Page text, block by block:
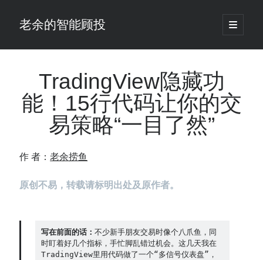
老余的智能顾投
open
primary
Sidebar
最新发表 ：
你的回测曲线越漂亮，我越替你担心：因为历史顺序，正在“倒着”给你
大多数突破交易倒在“收缩阶段”，而这个EA等的是“扩张确认”（附完整源
为什么说每年6月底是罗素2000最干净的套利窗口？
普通人的5个常见投资错误，可能让你多干12年才能退休
怎么把TradingView上的裸指标拆成可回测的交易规则：成交量差值背离
TradingView隐藏功
能！15行代码让你的交
易策略“一目了然”
作 者：老余捞鱼
原创不易，转载请标明出处及原作者。
写在前面的话： 不少新手朋友交易时像个八爪鱼，同
时盯着好几个指标，手忙脚乱错过机会。这几天我在
TradingView里用代码做了一个“多信号仪表盘”，